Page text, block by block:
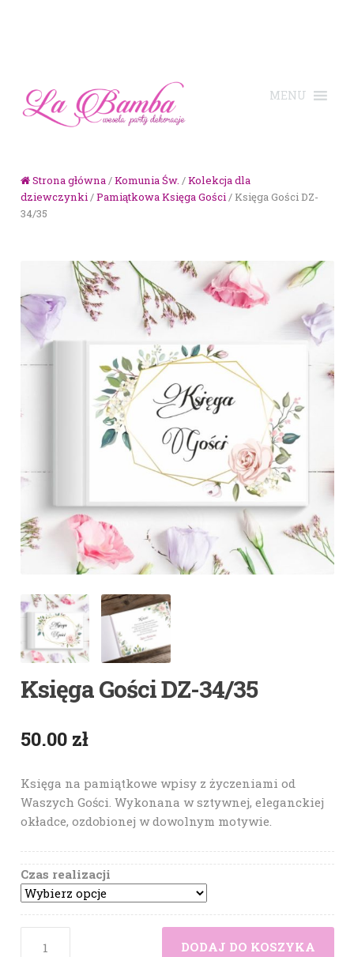
Strona główna/Komunia Św. /Kolekcja dla
dziewczynki/Pamiątkowa Księga Gości/ Księga Gości DZ-
34/35
Księga Gości DZ-34/35
50.00 zł
Księga na pamiątkowe wpisy z życzeniami od
Waszych Gości. Wykonana w sztywnej, eleganckiej
okładce, ozdobionej w dowolnym motywie.
Czas realizacji
DODAJ DO KOSZYKA